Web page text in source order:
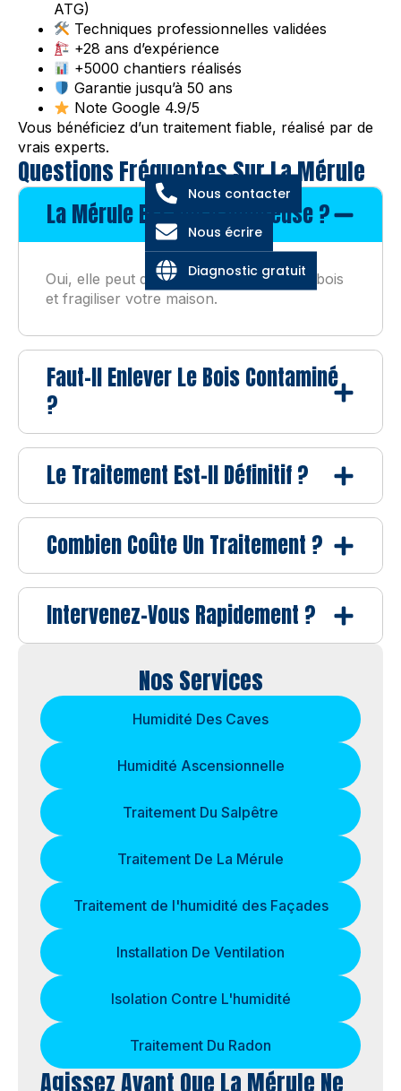
ATG)
Techniques professionnelles validées
+28 ans d’expérience
+5000 chantiers réalisés
Garantie jusqu’à 50 ans
Note Google 4.9/5
Vous bénéficiez d’un traitement fiable, réalisé par de
vrais experts.
Questions Fréquentes Sur La Mérule
La Mérule Est-Elle Dangereuse ?
Oui, elle peut détruire les structures en bois
et fragiliser votre maison.
Faut-Il Enlever Le Bois Contaminé
?
Le Traitement Est-Il Définitif ?
Combien Coûte Un Traitement ?
Intervenez-Vous Rapidement ?
Nos Services
Humidité Des Caves
Humidité Ascensionnelle
Traitement Du Salpêtre
Traitement De La Mérule
Traitement de l'humidité des Façades
Installation De Ventilation
Isolation Contre L'humidité
Traitement Du Radon
Agissez Avant Que La Mérule Ne
Nous contacter
Nous écrire
Diagnostic gratuit